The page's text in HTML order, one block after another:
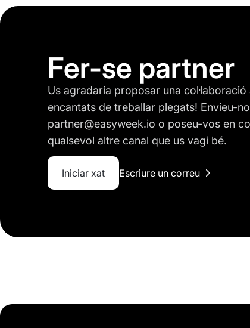
Fer-se partner
Us agradaria proposar una
encantats de treballar plegats! Envieu-
partner@easyweek.io o poseu-vos en
qualsevol altre canal que us vagi bé.
Iniciar xat Escriure un correu